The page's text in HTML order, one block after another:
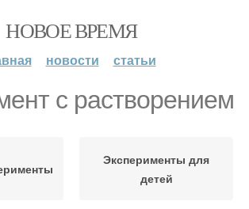
НОВОЕ ВРЕМЯ
новости статьи
с растворением
Эксперименты для
детей